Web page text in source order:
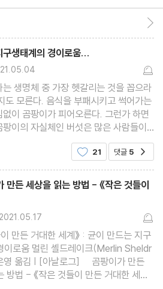
경험 | 우리의 자아가 더 넓어진다면 | 정
| 영혼이 산산이 부서지는 경험 | 불법이
생태계의 경이로움...
생명체 중 가장 헷갈리는 것을 꼽으라
도 모른다. 음식을 부패시키고 썩어가는
이 곰팡이가 피어오른다. 그런가 하면
이의 자실체인 버섯은 많은 사람들이
상생활에 없어서는 안 될 원료이기도 하
리는 얼마나 알고
21 댓글 5
만든 세상을 읽는 방법 - 《작은 것들이
2021.05.17
거대한 세계》 : 균이 만드는 지구
이크(Merlin Sheldr
| [아날로그] 곰팡이가 만든
방법 - 《작은 것들이 만든 거대한 세계》